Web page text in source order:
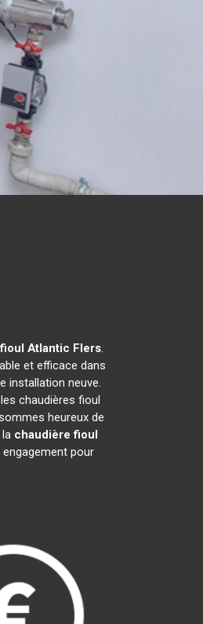
Atlantic Flers.
et efficace dans
installation neuve.
chaudières fioul
heureux de
chaudière fioul
pour